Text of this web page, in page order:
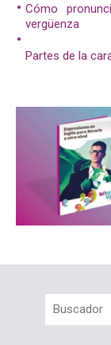
Cómo
vergüenza
Partes de la